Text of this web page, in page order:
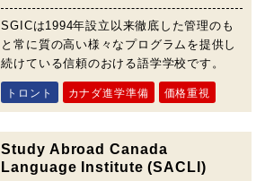
SGICは1994年設立以来徹底した管理のも
と常に質の高い様々なプログラムを提供し
続けている信頼のおける語学学校です。
トロント カナダ進学準備 価格重視
Study Abroad Canada
Language Institute (SACLI)